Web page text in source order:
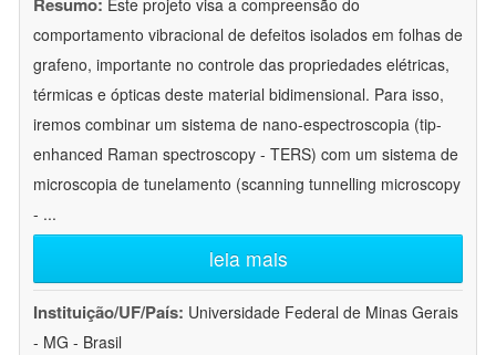
Este projeto visa a compreensão do
comportamento vibracional de defeitos isolados em folhas de
grafeno, importante no controle das propriedades elétricas,
térmicas e ópticas deste material bidimensional. Para isso,
iremos combinar um sistema de nano-espectroscopia (tip-
enhanced Raman spectroscopy - TERS) com um sistema de
microscopia de tunelamento (scanning tunnelling microscopy
- ...
leia mais
Instituição/UF/País: Universidade Federal de Minas Gerais
- MG - Brasil